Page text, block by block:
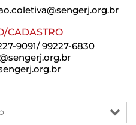
CADASTRO
9091/ 99227-6830